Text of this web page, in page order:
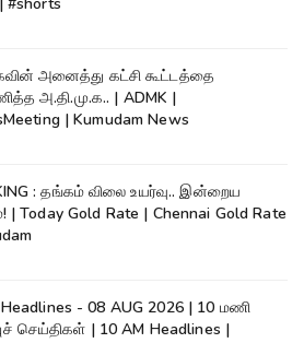
அனைத்து கட்சி கூட்டத்தை
அ.தி.மு.க.. | ADMK |
| Kumudam News
: தங்கம் விலை உயர்வு.. இன்றைய
| Today Gold Rate | Chennai Gold Rate
- 08 AUG 2026 | 10 மணி
செய்திகள் | 10 AM Headlines |